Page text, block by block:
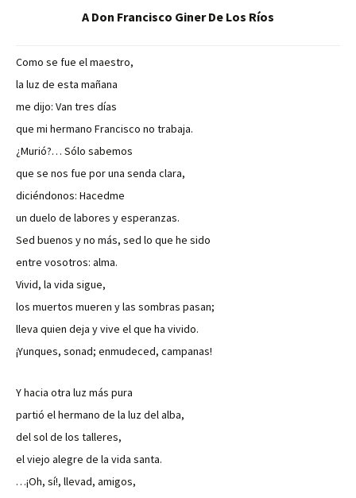
A Don Francisco Giner De Los Ríos
Como se fue el maestro,
la luz de esta mañana
me dijo: Van tres días
que mi hermano Francisco no trabaja.
¿Murió?… Sólo sabemos
que se nos fue por una senda clara,
diciéndonos: Hacedme
un duelo de labores y esperanzas.
Sed buenos y no más, sed lo que he sido
entre vosotros: alma.
Vivid, la vida sigue,
los muertos mueren y las sombras pasan;
lleva quien deja y vive el que ha vivido.
¡Yunques, sonad; enmudeced, campanas!
Y hacia otra luz más pura
partió el hermano de la luz del alba,
del sol de los talleres,
el viejo alegre de la vida santa.
…¡Oh, sí!, llevad, amigos,